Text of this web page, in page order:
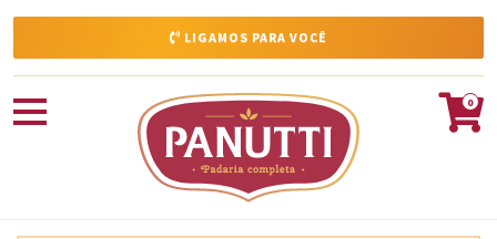
LIGAMOS PARA VOCÊ
0